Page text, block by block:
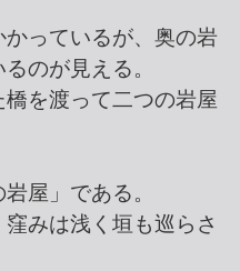
っているが、奥の岩
のが見える。
を渡って二つの岩屋
屋」である。
みは浅く垣も巡らさ